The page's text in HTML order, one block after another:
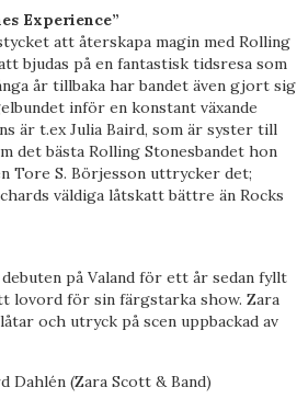
Experience”
att återskapa magin med Rolling
bjudas på en fantastisk tidsresa som
år tillbaka har bandet även gjort sig
inför en konstant växande
är t.ex Julia Baird, som är syster till
det bästa Rolling Stonesbandet hon
Tore S. Börjesson uttrycker det;
väldiga låtskatt bättre än Rocks
på Valand för ett år sedan fyllt
lovord för sin färgstarka show. Zara
och utryck på scen uppbackad av
Dahlén (Zara Scott & Band)